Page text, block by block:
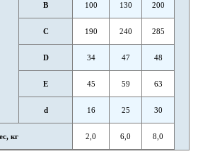
В 100 130 200
С 190 240 285
D 34 47 48
Е 45 59 63
d 16 25 30
кг 2,0 6,0 8,0